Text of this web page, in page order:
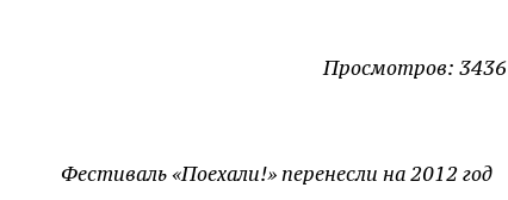
Просмотров: 3436
Фестиваль «Поехали!» перенесли на 2012 год